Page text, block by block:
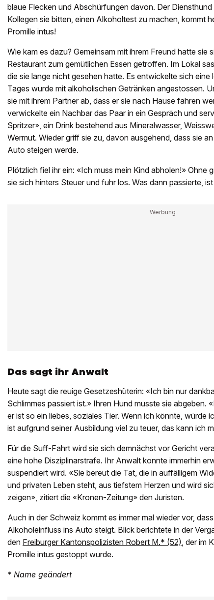
blaue Flecken und Abschürfungen davon. Der
Kollegen sie bitten, einen Alkoholtest zu machen, kommt
Promille intus!
Wie kam es dazu? Gemeinsam mit ihrem Freund hatte sie
Restaurant zum gemütlichen Essen getroffen. Im Lokal
die sie lange nicht gesehen hatte. Es entwickelte sich eine
Tages wurde mit alkoholischen Getränken angestossen.
sie mit ihrem Partner ab, dass er sie nach Hause fahren
verwickelte ein Nachbar das Paar in ein Gespräch und
Spritzer», ein Drink bestehend aus Mineralwasser,
Wermut. Wieder griff sie zu, davon ausgehend, dass sie
Auto steigen werde.
Plötzlich fiel ihr ein: «Ich muss mein Kind abholen!» Ohne
sie sich hinters Steuer und fuhr los. Was dann passierte,
Das sagt ihr Anwalt
Heute sagt die reuige Gesetzeshüterin: «Ich bin nur
Schlimmes passiert ist.» Ihren Hund musste sie abgeben.
er ist so ein liebes, soziales Tier. Wenn ich könnte, würde
ist aufgrund seiner Ausbildung viel zu teuer, das kann ich
Für die Suff-Fahrt wird sie sich demnächst vor Gericht
eine hohe Disziplinarstrafe. Ihr Anwalt konnte immerhin
suspendiert wird. «Sie bereut die Tat, die in auffälligem
und privaten Leben steht, aus tiefstem Herzen und wird
zeigen», zitiert die «Kronen-Zeitung» den Juristen.
Auch in der Schweiz kommt es immer mal wieder vor,
Alkoholeinfluss ins Auto steigt. Blick berichtete in der
den Freiburger Kantonspolizisten Robert M.* (52) , der im
Promille intus gestoppt wurde.
* Name geändert